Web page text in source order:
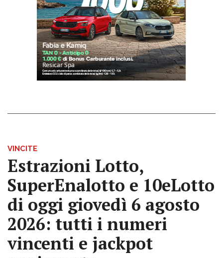
VINCITE
Estrazioni Lotto,
SuperEnalotto e 10eLotto
di oggi giovedì 6 agosto
2026: tutti i numeri
vincenti e jackpot